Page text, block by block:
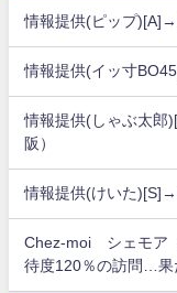
情報提供(ピップ
情報提供(イッ寸
情報提供(しゃぶ太
阪）
情報提供(けいた
Chez-moi シェモア
待度120％の訪問…果